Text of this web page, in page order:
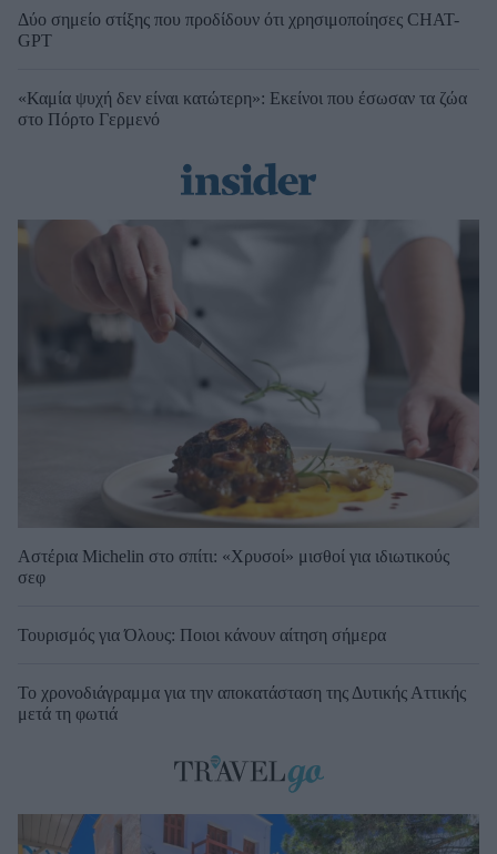
Δύο σημείο στίξης που προδίδουν ότι χρησιμοποίησες CHAT-
GPT
«Καμία ψυχή δεν είναι κατώτερη»: Εκείνοι που έσωσαν τα ζώα
στο Πόρτο Γερμενό
Αστέρια Michelin στο σπίτι: «Χρυσοί» μισθοί για ιδιωτικούς
σεφ
Τουρισμός για Όλους: Ποιοι κάνουν αίτηση σήμερα
Το χρονοδιάγραμμα για την αποκατάσταση της Δυτικής Αττικής
μετά τη φωτιά